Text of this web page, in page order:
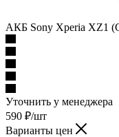
АКБ Sony Xperia XZ1
Уточнить у менеджера
590 ₽/шт
Варианты цен